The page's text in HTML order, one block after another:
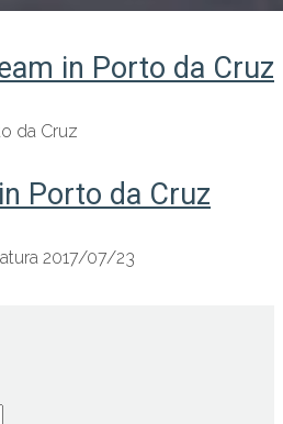
in Porto da Cruz
da Cruz
Porto da Cruz
2017/07/23